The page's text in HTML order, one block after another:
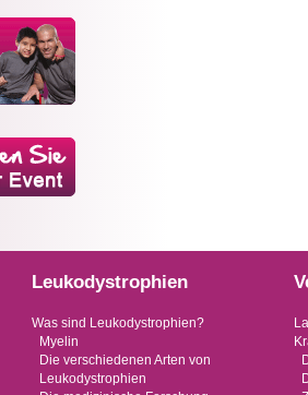
Leukodystrophien
Was sind Leukodystrophien?
Myelin
Die verschiedenen Arten von
Leukodystrophien